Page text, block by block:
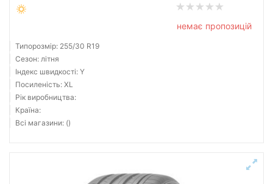
немає пропозицій
Типорозмір: 255/30 R19
Сезон: літня
Індекс швидкості: Y
Посиленість: XL
Рік виробництва:
Країна:
Всі магазини: ()